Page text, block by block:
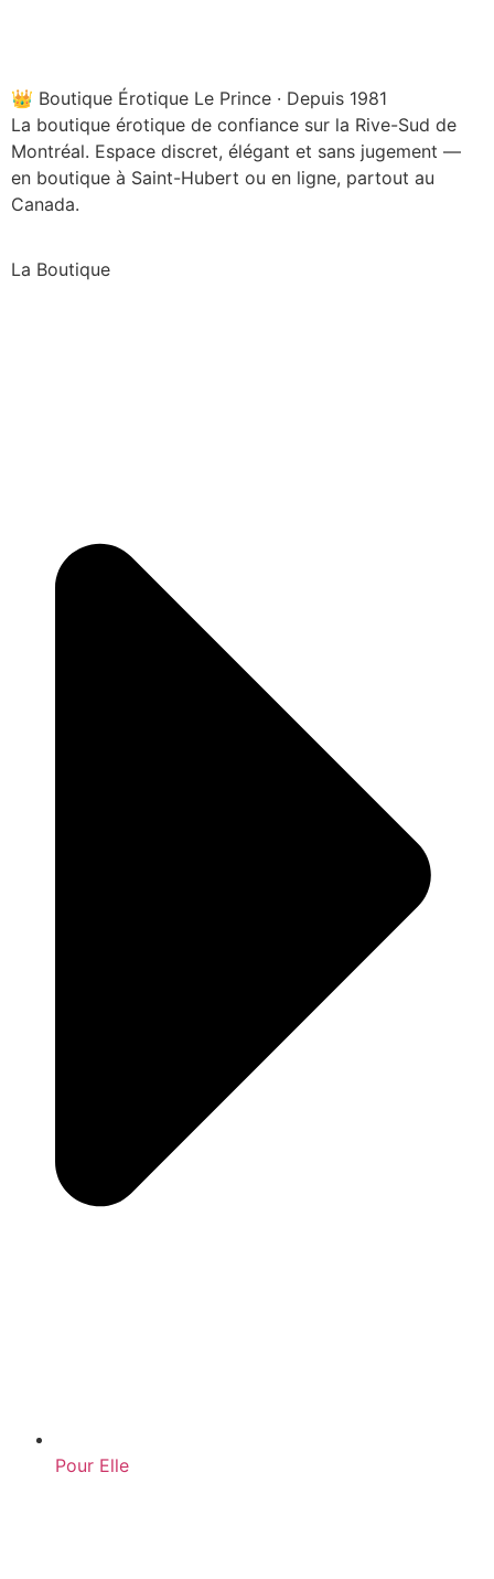
👑 Boutique Érotique Le Prince · Depuis 1981
La boutique érotique de confiance sur la Rive-Sud de
Montréal. Espace discret, élégant et sans jugement —
en boutique à Saint-Hubert ou en ligne, partout au
Canada.
La Boutique
Pour Elle